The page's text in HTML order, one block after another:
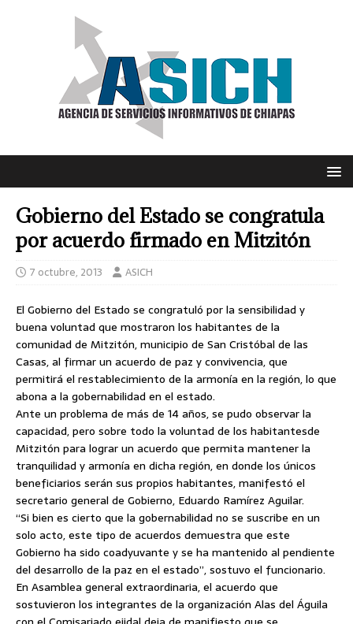
Gobierno del Estado se congratula
por acuerdo firmado en Mitzitón
7 octubre, 2013 ASICH
El Gobierno del Estado se congratuló por la sensibilidad y
buena voluntad que mostraron los habitantes de la
comunidad de Mitzitón, municipio de San Cristóbal de las
Casas, al firmar un acuerdo de paz y convivencia, que
permitirá el restablecimiento de la armonía en la región, lo que
abona a la gobernabilidad en el estado.
Ante un problema de más de 14 años, se pudo observar la
capacidad, pero sobre todo la voluntad de los habitantesde
Mitzitón para lograr un acuerdo que permita mantener la
tranquilidad y armonía en dicha región, en donde los únicos
beneficiarios serán sus propios habitantes, manifestó el
secretario general de Gobierno, Eduardo Ramírez Aguilar.
“Si bien es cierto que la gobernabilidad no se suscribe en un
solo acto, este tipo de acuerdos demuestra que este
Gobierno ha sido coadyuvante y se ha mantenido al pendiente
del desarrollo de la paz en el estado”, sostuvo el funcionario.
En Asamblea general extraordinaria, el acuerdo que
sostuvieron los integrantes de la organización Alas del Águila